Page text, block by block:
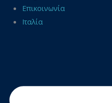
Επικοινωνία
Ιταλία